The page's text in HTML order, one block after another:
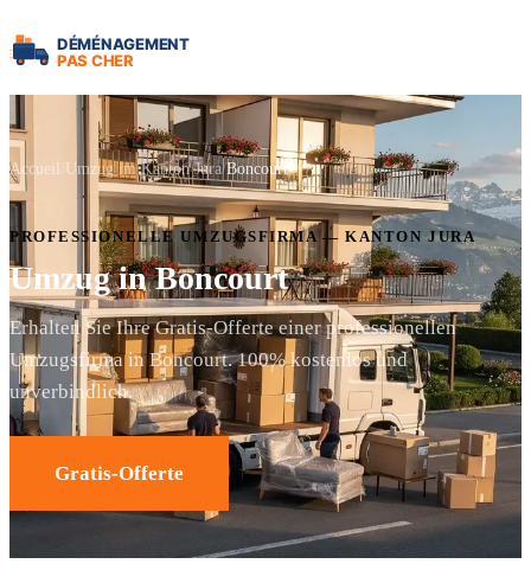
Accueil Umzug im Kanton Jura Boncourt
PROFESSIONELLE UMZUGSFIRMA — KANTON JURA
Umzug in Boncourt
Erhalten Sie Ihre Gratis-Offerte einer professionellen
Umzugsfirma in Boncourt. 100% kostenlos und
unverbindlich.
Gratis-Offerte